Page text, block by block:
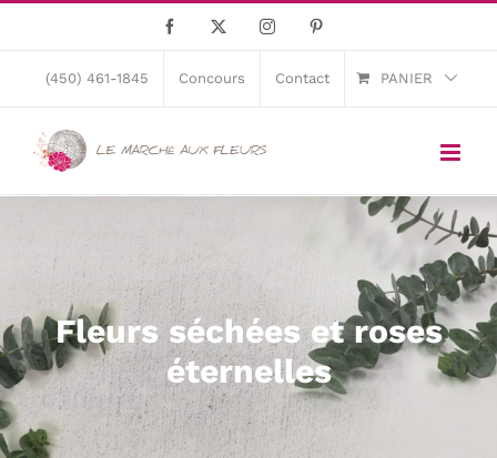
content
Facebook Instagram
(450) 461-1845 Concours Contact PANIER
Fleurs séchées et roses
éternelles